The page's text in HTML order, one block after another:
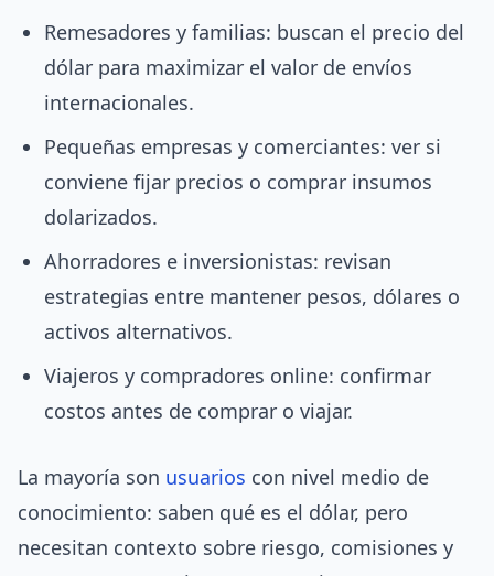
Remesadores y familias: buscan el precio del
dólar para maximizar el valor de envíos
internacionales.
Pequeñas empresas y comerciantes: ver si
conviene fijar precios o comprar insumos
dolarizados.
Ahorradores e inversionistas: revisan
estrategias entre mantener pesos, dólares o
activos alternativos.
Viajeros y compradores online: confirmar
costos antes de comprar o viajar.
La mayoría son usuarios con nivel medio de
conocimiento: saben qué es el dólar, pero
necesitan contexto sobre riesgo, comisiones y